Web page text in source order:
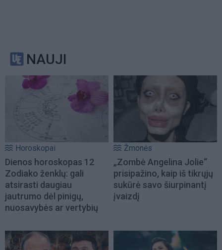
NAUJI
Horoskopai
Dienos horoskopas 12
Zodiako ženklų: gali
atsirasti daugiau
jautrumo dėl pinigų,
nuosavybės ar vertybių
Žmonės
„Zombė Angelina Jolie“
prisipažino, kaip iš tikrųjų
sukūrė savo šiurpinantį
įvaizdį